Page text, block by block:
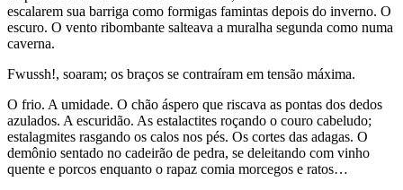
escalarem sua barriga como formigas famintas depois do inverno. O
escuro. O vento ribombante salteava a muralha segunda como numa
caverna.
Fwussh!, soaram; os braços se contraíram em tensão máxima.
O frio. A umidade. O chão áspero que riscava as pontas dos dedos
azulados. A escuridão. As estalactites roçando o couro cabeludo;
estalagmites rasgando os calos nos pés. Os cortes das adagas. O
demônio sentado no cadeirão de pedra, se deleitando com vinho
quente e porcos enquanto o rapaz comia morcegos e ratos…